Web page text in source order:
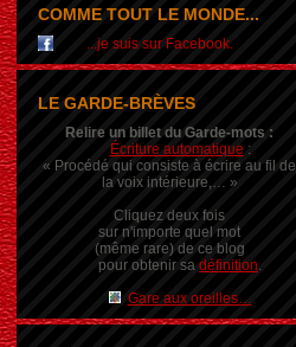
COMME TOUT LE MONDE...
...je suis sur Facebook.
LE GARDE-BRÈVES
Relire un billet du Garde-mots :
Écriture automatique :
« Procédé qui consiste à écrire au fil de
la voix intérieure,… »
Cliquez deux fois
sur n'importe quel mot
(même rare) de ce blog
pour obtenir sa définition.
Gare aux oreilles…